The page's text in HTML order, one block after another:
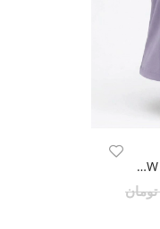
تی شرت ورزشی زنانه اسپورتلند SHIFT Move W